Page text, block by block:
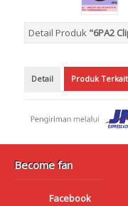
Detail Produk "6PA2
Detail Produk Terkait
Become fan
Facebook